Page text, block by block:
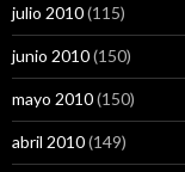
julio 2010(115)
junio 2010(150)
mayo 2010(150)
abril 2010(149)